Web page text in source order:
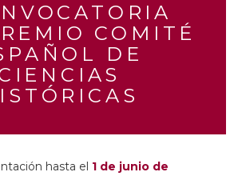
COMITÉ
DE
hasta el 1 de junio de